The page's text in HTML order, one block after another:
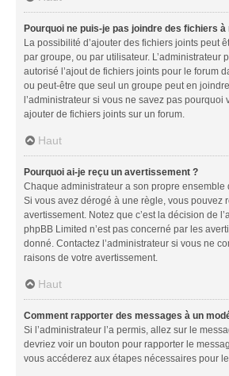
Pourquoi ne puis-je pas joindre des fichiers à
La possibilité d’ajouter des fichiers joints peut
par groupe, ou par utilisateur. L’administrateur
autorisé l’ajout de fichiers joints pour le forum
ou peut-être que seul un groupe peut en
l’administrateur si vous ne savez pas pourquoi
ajouter de fichiers joints sur un forum.
Haut
Pourquoi ai-je reçu un avertissement ?
Chaque administrateur a son propre ensemble
Si vous avez dérogé à une règle, vous pouvez
avertissement. Notez que c’est la décision de
phpBB Limited n’est pas concerné par les
donné. Contactez l’administrateur si vous ne
raisons de votre avertissement.
Haut
Comment rapporter des messages à un
Si l’administrateur l’a permis, allez sur le
devriez voir un bouton pour rapporter le
vous accéderez aux étapes nécessaires pour